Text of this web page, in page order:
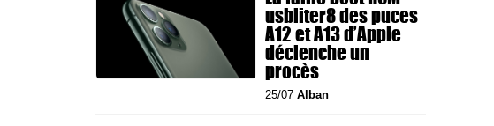
usbliter8 des puces
A12 et A13 d’Apple
déclenche un
procès
25/07 Alban